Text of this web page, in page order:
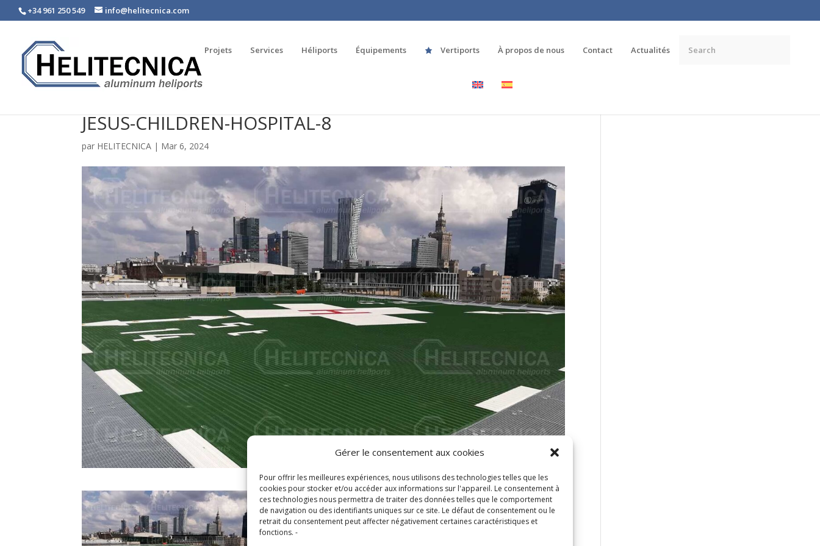
Gérer le consentement aux cookies
Pour offrir les meilleures expériences, nous utilisons des technologies telles que les
cookies pour stocker et/ou accéder aux informations sur l'appareil. Le consentement à
ces technologies nous permettra de traiter des données telles que le comportement
de navigation ou des identifiants uniques sur ce site. Le défaut de consentement ou le
retrait du consentement peut affecter négativement certaines caractéristiques et
fonctions. -
+34 961 250 549 info@helitecnica.com
Projets Services Héliports Équipements Vertiports À propos de nous Contact Actualités
JESUS-CHILDREN-HOSPITAL-8
par HELITECNICA | Mar 6, 2024